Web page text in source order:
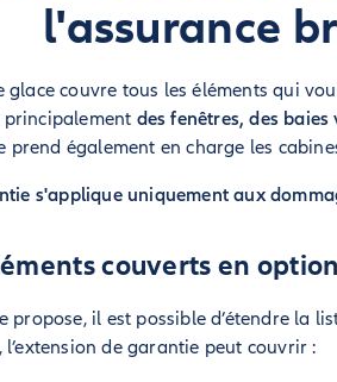
l'assurance
glace couvre tous les éléments qui
principalement des fenêtres, des
prend également en charge les
s'applique uniquement aux
couverts en
propose, il est possible d’étendre la
l’extension de garantie peut couvrir :